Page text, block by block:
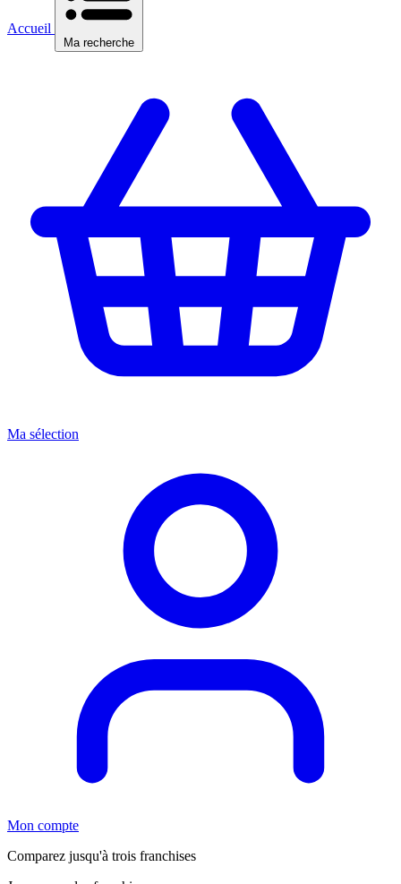
Accueil
Ma recherche
Ma sélection
Mon compte
Comparez jusqu'à trois franchises